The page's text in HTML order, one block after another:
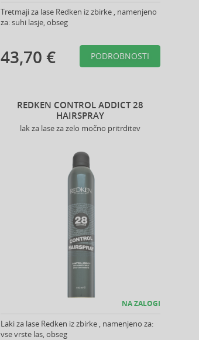
Tretmaji za lase Redken iz zbirke , namenjeno
za: suhi lasje, obseg
43,70 € PODROBNOSTI
REDKEN CONTROL ADDICT 28
HAIRSPRAY
lak za lase za zelo močno pritrditev
NA ZALOGI
Laki za lase Redken iz zbirke , namenjeno za:
vse vrste las, obseg